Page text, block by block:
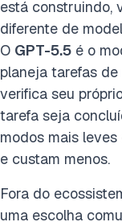
está construindo,
diferente de
O GPT-5.5 é o
planeja tarefas
verifica seu
tarefa seja
modos mais
e custam menos.
Fora do
uma escolha